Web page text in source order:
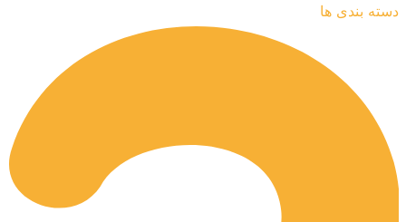
دسته بندی ها